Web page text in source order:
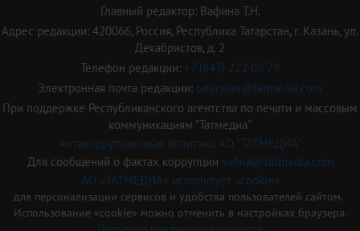
Главный редактор: Вафина Т.Н.
Адрес редакции: 420066, Россия, Республика Татарстан, г. Казань, ул.
Декабристов, д. 2
Телефон редакции: +7 (843) 222 09 79
Электронная почта редакции: tatarstan@tatmedia.com
При поддержке Республиканского агентства по печати и массовым
коммуникациям "Татмедиа"
Антикоррупционная политика АО "ТАТМЕДИА"
Для сообщений о фактах коррупции vafina@tatmedia.com
АО «ТАТМЕДИА» использует «cookie»
для персонализации сервисов и удобства пользователей сайтом.
Использование «cookie» можно отменить в настройках браузера.